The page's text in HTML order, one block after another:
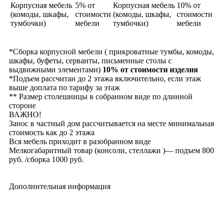
Корпусная мебель
(комоды, шкафы,
тумбочки)
5% от
стоимости
мебели
Корпусная мебель
(комоды, шкафы,
тумбочки)
10% от
стоимости
мебели
*Сборка корпусной мебели ( прикроватные тумбы, комоды,
шкафы, буфеты, серванты, письменные столы с
выдвижными элементами) 10% от стоимости изделия
*Подъем рассчитан до 2 этажа включительно, если этаж
выше доплата по тарифу за этаж
** Размер столешницы в собранном виде по длинной
стороне
ВАЖНО!
Занос в частный дом рассчитывается на месте минимальная
стоимость как до 2 этажа
Вся мебель приходит в разобранном виде
Мелкогабаритный товар (консоли, стеллажи )— подъем 800
руб. /сборка 1000 руб.
Дополнительная информация